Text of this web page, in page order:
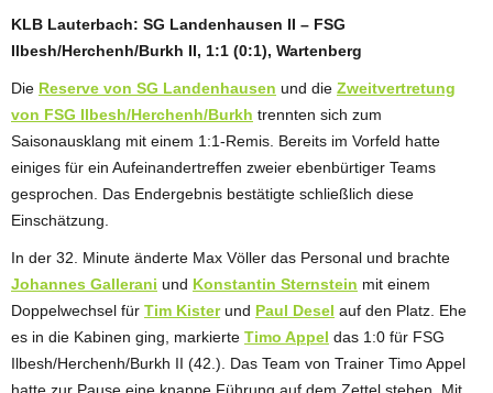
KLB Lauterbach: SG Landenhausen II – FSG
Ilbesh/Herchenh/Burkh II, 1:1 (0:1), Wartenberg
Die Reserve von SG Landenhausen und die Zweitvertretung
von FSG Ilbesh/Herchenh/Burkh trennten sich zum
Saisonausklang mit einem 1:1-Remis. Bereits im Vorfeld hatte
einiges für ein Aufeinandertreffen zweier ebenbürtiger Teams
gesprochen. Das Endergebnis bestätigte schließlich diese
Einschätzung.
In der 32. Minute änderte Max Völler das Personal und brachte
Johannes Gallerani und Konstantin Sternstein mit einem
Doppelwechsel für Tim Kisterund Paul Desel auf den Platz. Ehe
es in die Kabinen ging, markierte Timo Appel das 1:0 für FSG
Ilbesh/Herchenh/Burkh II (42.). Das Team von Trainer Timo Appel
hatte zur Pause eine knappe Führung auf dem Zettel stehen. Mit